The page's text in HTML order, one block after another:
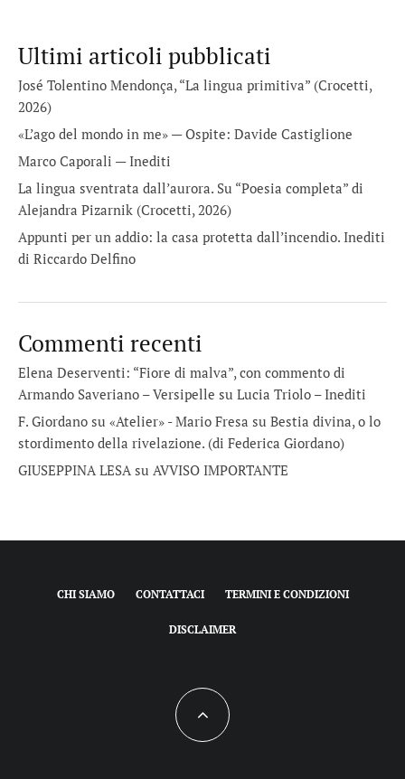
Ultimi articoli pubblicati
José Tolentino Mendonça, “La lingua primitiva” (Crocetti,
2026)
«L’ago del mondo in me» — Ospite: Davide Castiglione
Marco Caporali — Inediti
La lingua sventrata dall’aurora. Su “Poesia completa” di
Alejandra Pizarnik (Crocetti, 2026)
Appunti per un addio: la casa protetta dall’incendio. Inediti
di Riccardo Delfino
Commenti recenti
Elena Deserventi: “Fiore di malva”, con commento di
Armando Saveriano – Versipelle su Lucia Triolo – Inediti
F. Giordano su «Atelier» - Mario Fresa su Bestia divina, o lo
stordimento della rivelazione. (di Federica Giordano)
GIUSEPPINA LESAsu AVVISO IMPORTANTE
CHI SIAMO CONTATTACI TERMINI E CONDIZIONI
DISCLAIMER